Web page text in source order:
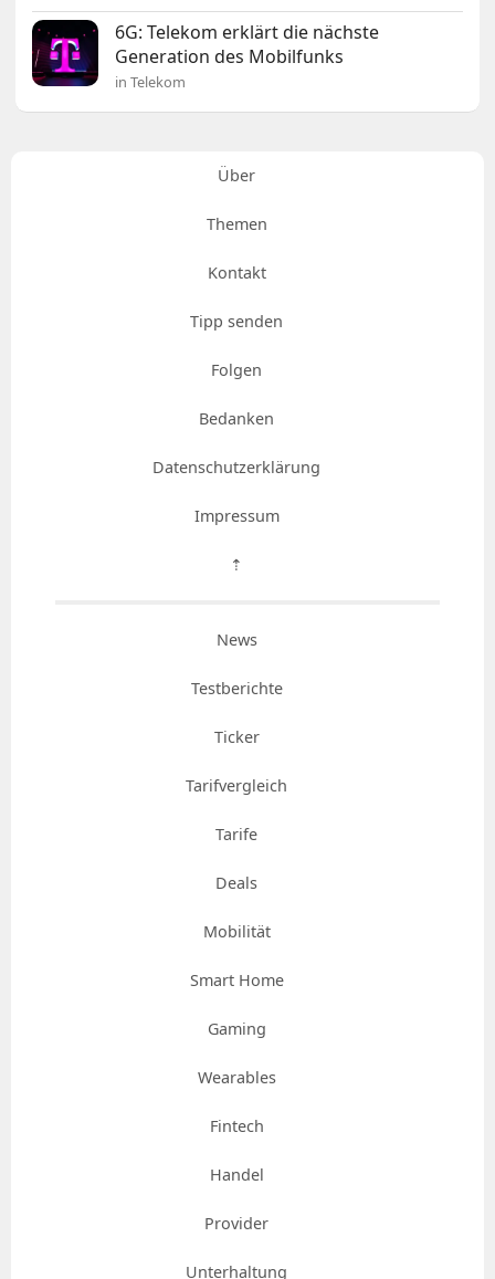
6G: Telekom erklärt die nächste
Generation des Mobilfunks
in Telekom
Über
Themen
Kontakt
Tipp senden
Folgen
Bedanken
Datenschutzerklärung
Impressum
⇡
News
Testberichte
Ticker
Tarifvergleich
Tarife
Deals
Mobilität
Smart Home
Gaming
Wearables
Fintech
Handel
Provider
Unterhaltung